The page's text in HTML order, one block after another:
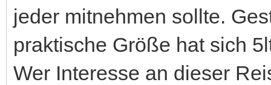
jeder mitnehmen sollte.
praktische Größe hat sich
Wer Interesse an dieser